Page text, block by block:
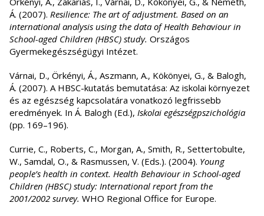
Á. (2007). Resilience: The art of adjustment. Based on an
international analysis using the data of Health Behaviour in
School-aged Children (HBSC) study. Országos
Gyermekegészségügyi Intézet.
Várnai, D., Örkényi, Á., Aszmann, A., Kökönyei, G., & Balogh,
Á. (2007). A HBSC-kutatás bemutatása: Az iskolai környezet
és az egészség kapcsolatára vonatkozó legfrissebb
eredmények. In Á. Balogh (Ed.), Iskolai egészségpszichológia
(pp. 169–196).
Currie, C., Roberts, C., Morgan, A., Smith, R., Settertobulte,
W., Samdal, O., & Rasmussen, V. (Eds.). (2004). Young
people’s health in context. Health Behaviour in School-aged
Children (HBSC) study: International report from the
2001/2002 survey. WHO Regional Office for Europe.